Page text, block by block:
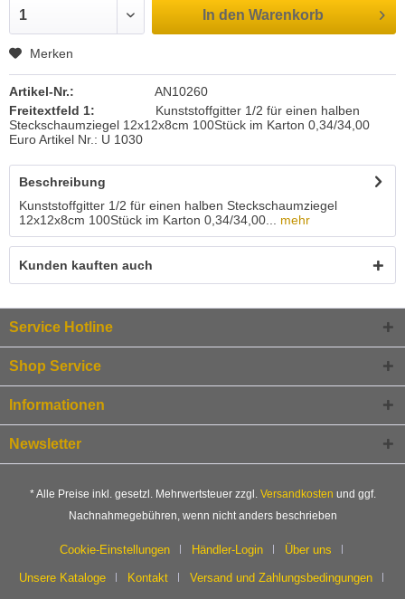
In den Warenkorb
Merken
Artikel-Nr.:
AN10260
Freitextfeld 1:
Kunststoffgitter 1/2 für einen halben
Steckschaumziegel 12x12x8cm 100Stück im Karton 0,34/34,00
Euro Artikel Nr.: U 1030
Beschreibung
Kunststoffgitter 1/2 für einen halben Steckschaumziegel
12x12x8cm 100Stück im Karton 0,34/34,00...
mehr
Kunden kauften auch
Service Hotline
Shop Service
Informationen
Newsletter
* Alle Preise inkl. gesetzl. Mehrwertsteuer zzgl. Versandkosten und ggf.
Nachnahmegebühren, wenn nicht anders beschrieben
Cookie-Einstellungen Händler-Login Über uns
Unsere Kataloge Kontakt Versand und Zahlungsbedingungen